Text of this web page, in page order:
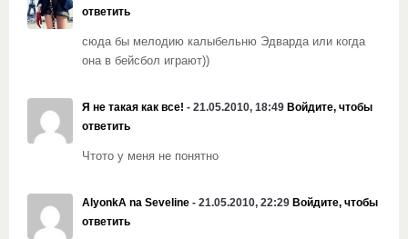
ответить
сюда бы мелодию калыбельню Эдварда или когда
она в бейсбол играют))
Я не такая как все! - 21.05.2010, 18:49 Войдите, чтобы
ответить
Чтото у меня не понятно
AlyonkA na Seveline - 21.05.2010, 22:29 Войдите, чтобы
ответить